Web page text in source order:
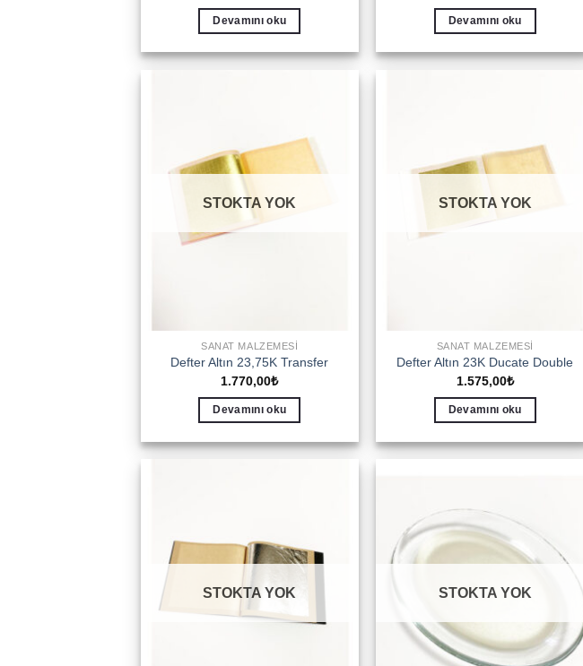
Devamını oku Devamını oku
STOKTA YOK
SANAT MALZEMESI
Defter Altın 23,75K Transfer
1.770,00₺
Devamını oku
STOKTA YOK
SANAT MALZEMESI
Defter Altın 23K Ducate Double
1.575,00₺
Devamını oku
STOKTA YOK STOKTA YOK